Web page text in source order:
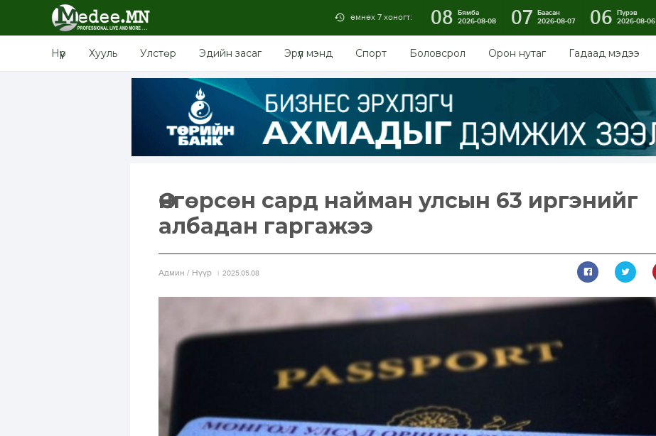
өмнөх 7 хоногт: 08 Бямба
2026-08-08
07 Баасан
2026-08-07
06 Пүрэв
2026-08-06
Нүүр Хууль Улстөр Эдийн засаг Эрүүл мэнд Спорт Боловсрол Орон нутаг Гадаад мэдээ
Өнгөрсөн сард найман улсын 63 иргэнийг
албадан гаргажээ
Aдмин / Нүүр 2025.05.08